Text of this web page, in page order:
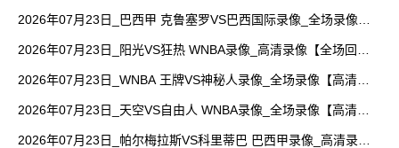
2026年07月23日_巴西甲 克鲁塞罗VS巴西国际录像_全场录像
2026年07月23日_阳光VS狂热 WNBA录像_高清录像【全场回
2026年07月23日_WNBA 王牌VS神秘人录像_全场录像【高清回
2026年07月23日_天空VS自由人 WNBA录像_全场录像【高清回
2026年07月23日_帕尔梅拉斯VS科里蒂巴 巴西甲录像_高清录像